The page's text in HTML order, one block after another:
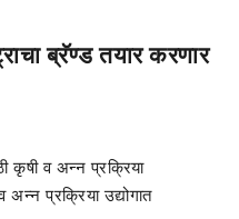
ब्रॅण्ड तयार करणार
कृषी व अन्न प्रक्रिया
प्रक्रिया उद्योगात